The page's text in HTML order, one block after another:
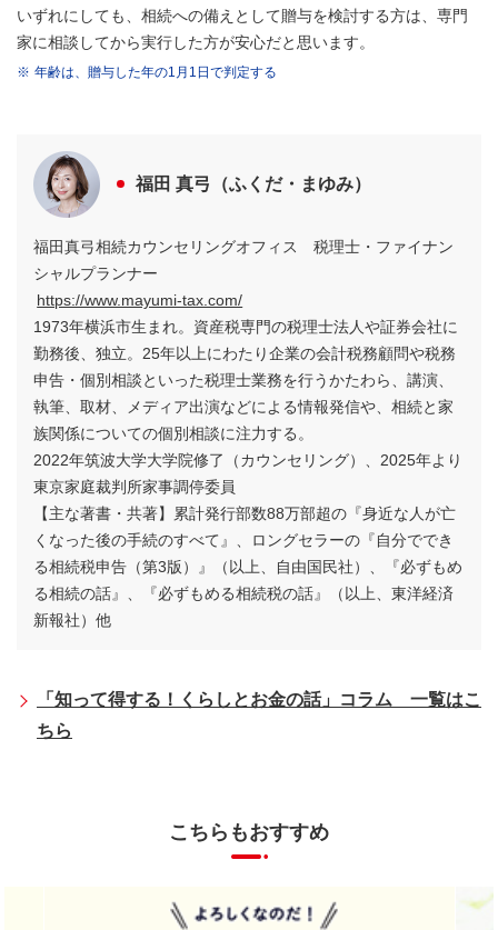
いずれにしても、相続への備えとして贈与を検討する方は、専門
家に相談してから実行した方が安心だと思います。
※ 年齢は、贈与した年の1月1日で判定する
福田 真弓（ふくだ・まゆみ）
福田真弓相続カウンセリングオフィス 税理士・ファイナン
シャルプランナー
https://www.mayumi-tax.com/
1973年横浜市生まれ。資産税専門の税理士法人や証券会社に
勤務後、独立。25年以上にわたり企業の会計税務顧問や税務
申告・個別相談といった税理士業務を行うかたわら、講演、
執筆、取材、メディア出演などによる情報発信や、相続と家
族関係についての個別相談に注力する。
2022年筑波大学大学院修了（カウンセリング）、2025年より
東京家庭裁判所家事調停委員
【主な著書・共著】累計発行部数88万部超の『身近な人が亡
くなった後の手続のすべて』、ロングセラーの『自分ででき
る相続税申告（第3版）』（以上、自由国民社）、『必ずもめ
る相続の話』、『必ずもめる相続税の話』（以上、東洋経済
新報社）他
「知って得する！くらしとお金の話」コラム 一覧はこ
ちら
こちらもおすすめ